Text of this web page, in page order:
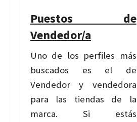
Puestos de
Vendedor/a
Uno de los perfiles más
buscados es el de
Vendedor y vendedora
para las tiendas de la
marca. Si estás